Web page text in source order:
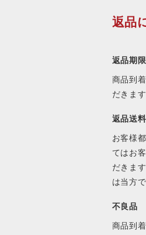
返品
返品期限
商品到
だきま
返品送料
お客様
てはお
だきま
は当方
不良品
商品到